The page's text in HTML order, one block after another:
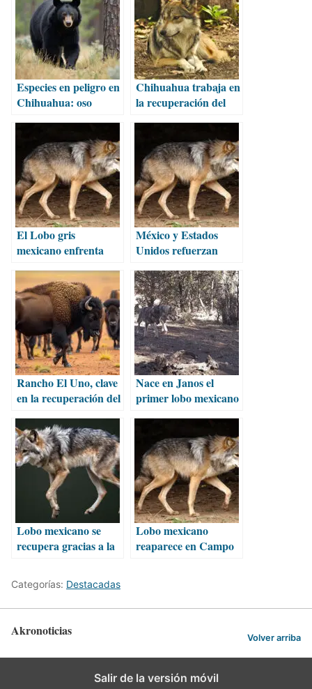
Especies en peligro en
Chihuahua: oso
Chihuahua trabaja en
la recuperación del
El Lobo gris
mexicano enfrenta
extinción
México y Estados
Unidos refuerzan
mexicano
Rancho El Uno, clave
en la recuperación del
Nace en Janos el
primer lobo mexicano
Lobo mexicano se
recupera gracias a la
binacional
Lobo mexicano
reaparece en Campo
Categorías: Destacadas
Akronoticias Volver arriba
Salir de la versión móvil